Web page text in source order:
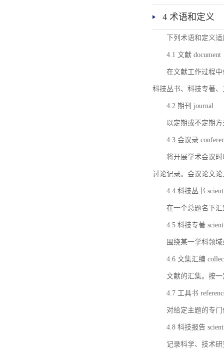
4 术语和定义
下列术语和定义
4.1 文献 document
在文献工作过程
科技丛书、科技专著
4.2 期刊 journal
以定期或不定期
4.3 会议录
将开展学术会议
讨论记录。会议论文
4.4 科技丛书
在一个总题名下
4.5 科技专著
围绕某一学科领
4.6 文集汇编
文献的汇集。按
4.7 工具书
对给定主题的专
4.8 科技报告
记录科学、技术